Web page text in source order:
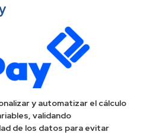
y automatizar el cálculo
validando
de los datos para evitar